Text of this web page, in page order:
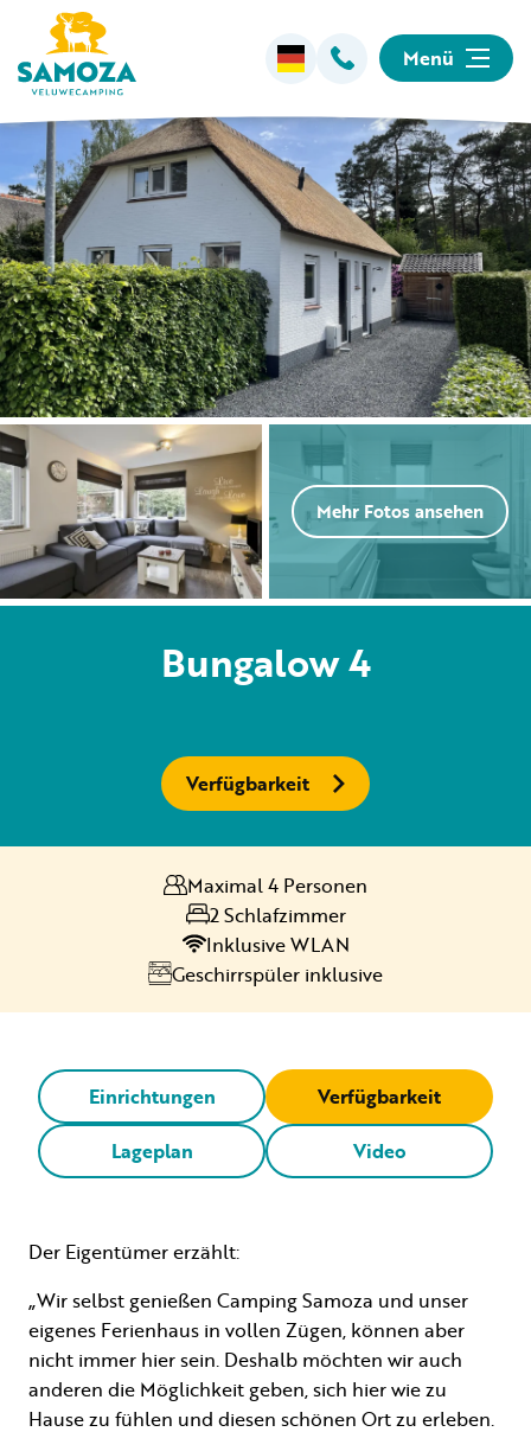
Menü
Übernachten
Einrichtungen
Animation
Umgebung
Informationen
Camping
Vermietung
Privat vermietung
+31 (0) 577 411 283
Informationen für Gäste
Werken bij
Mehr Fotos ansehen
Bungalow 4
Verfügbarkeit
Maximal 4 Personen
2 Schlafzimmer
Inklusive WLAN
Geschirrspüler inklusive
Einrichtungen
Verfügbarkeit
Lageplan
Video
Der Eigentümer erzählt:
„Wir selbst genießen Camping Samoza und unser
eigenes Ferienhaus in vollen Zügen, können aber
nicht immer hier sein. Deshalb möchten wir auch
anderen die Möglichkeit geben, sich hier wie zu
Hause zu fühlen und diesen schönen Ort zu erleben.